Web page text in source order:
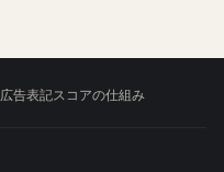
広告表記スコアの仕組み